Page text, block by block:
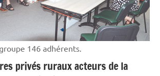
146 adhérents.
privés ruraux acteurs de la